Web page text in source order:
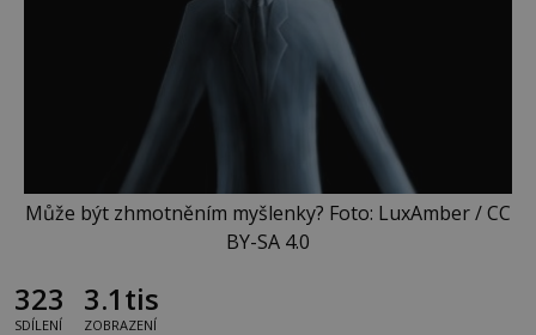
Může být zhmotněním myšlenky? Foto: LuxAmber / CC
BY-SA 4.0
323
SDÍLENÍ
3.1tis
ZOBRAZENÍ